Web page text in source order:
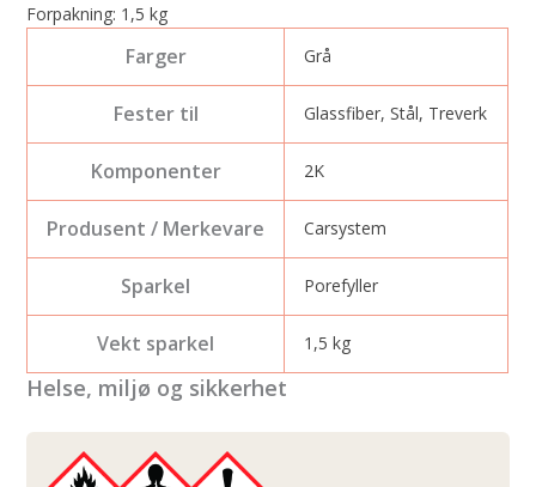
Forpakning: 1,5 kg
Farger Grå
Fester til Glassfiber, Stål, Treverk
Komponenter 2K
Produsent / Merkevare Carsystem
Sparkel Porefyller
Vekt sparkel 1,5 kg
Helse, miljø og sikkerhet